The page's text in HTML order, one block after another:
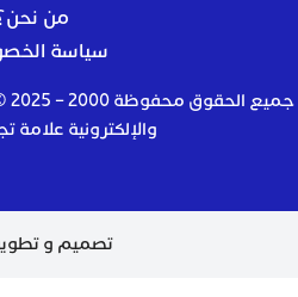
من
سياسة
والإلكترونية علامة
تصميم و